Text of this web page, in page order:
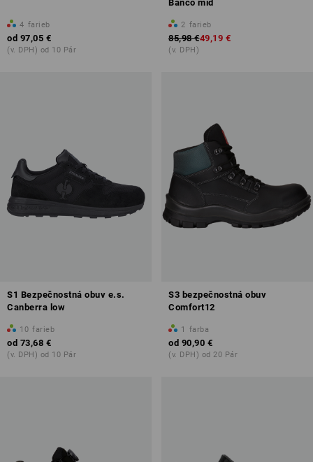
4 farieb
od 97,05 €
(v. DPH) od 10 Pár
Banco mid
2 farieb
85,98 €49,19 €
(v. DPH)
S1 Bezpečnostná obuv e.s.
Canberra low
10 farieb
od 73,68 €
(v. DPH) od 10 Pár
S3 bezpečnostná obuv
Comfort12
1 farba
od 90,90 €
(v. DPH) od 20 Pár